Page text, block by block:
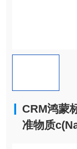
CRM鸿蒙
准物质